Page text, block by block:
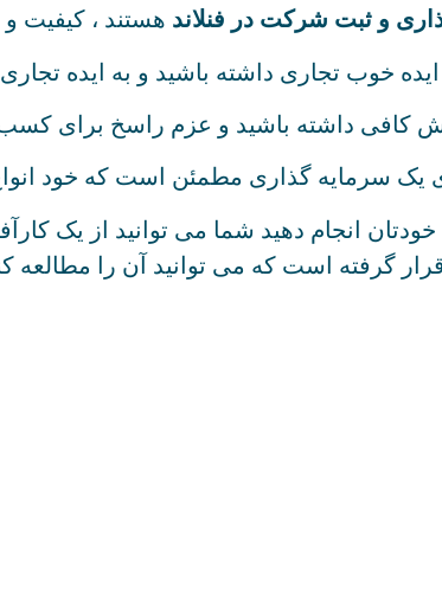
و ثبت شرکت در فنلاند هستند ، کیفیت
خوب تجاری داشته باشید و به ایده
کافی داشته باشید و عزم راسخ برای
یک سرمایه گذاری مطمئن است که خود
انجام دهید شما می توانید از یک
گرفته است که می توانید آن را مطالعه